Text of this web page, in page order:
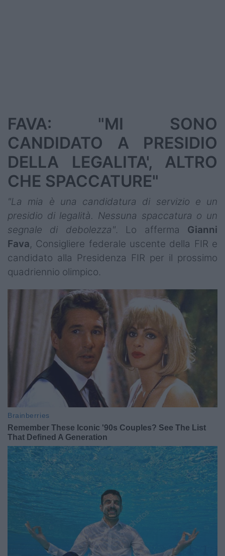
FAVA: "MI SONO
CANDIDATO A PRESIDIO
DELLA LEGALITA', ALTRO
CHE SPACCATURE"
"La mia è una candidatura di servizio e un
presidio di legalità. Nessuna spaccatura o un
segnale di debolezza". Lo afferma Gianni
Fava, Consigliere federale uscente della FIR e
candidato alla Presidenza FIR per il prossimo
quadriennio olimpico.